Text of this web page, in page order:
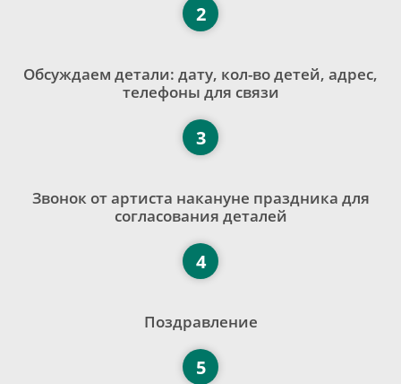
Обсуждаем детали: дату, кол-во детей, адрес,
телефоны для связи
2
Звонок от артиста накануне праздника для
согласования деталей
3
Поздравление
4
5